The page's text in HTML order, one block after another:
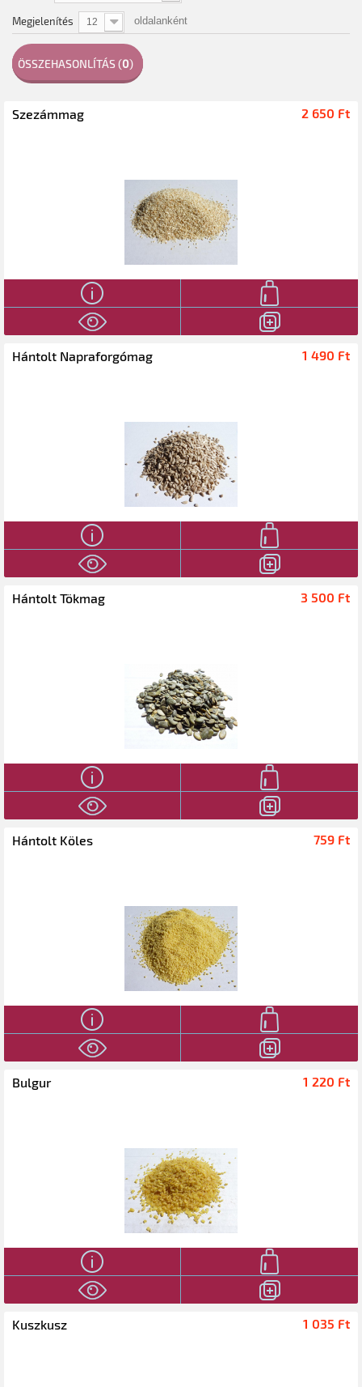
Megjelenítés 12 oldalanként
ÖSSZEHASONLÍTÁS (0)
Szezámmag 2 650 Ft‎
Hántolt Napraforgómag 1 490 Ft‎
Hántolt Tökmag 3 500 Ft‎
Hántolt Köles 759 Ft‎
Bulgur 1 220 Ft‎
Kuszkusz 1 035 Ft‎